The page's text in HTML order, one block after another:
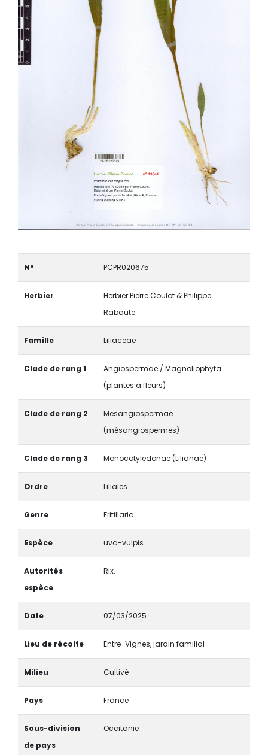
N° PCPR020675
Herbier
Herbier Pierre Coulot & Philippe
Rabaute
Famille Liliaceae
Clade de rang 1
Angiospermae / Magnoliophyta
(plantes à fleurs)
Clade de rang 2
Mesangiospermae
(mésangiospermes)
Clade de rang 3 Monocotyledonae (Lilianae)
Ordre Liliales
Genre Fritillaria
Espèce uva-vulpis
Autorités
espèce
Rix.
Date 07/03/2025
Lieu de récolte Entre-Vignes, jardin familial
Milieu Cultivé
Pays France
Sous-division
de pays
Occitanie